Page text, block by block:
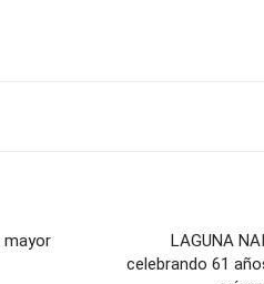
mayor
LAGUNA
celebrando 61